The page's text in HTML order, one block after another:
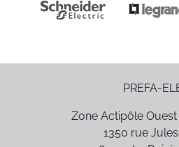
PREFA-
Zone Actipôle
1350 rue